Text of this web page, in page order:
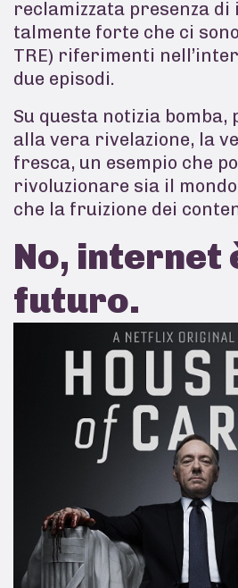
reclamizzata presenza
talmente forte che ci
TRE) riferimenti
due episodi.
Su questa notizia bomba,
alla vera rivelazione, la
fresca, un esempio che
rivoluzionare sia il
che la fruizione dei
No, internet
futuro.